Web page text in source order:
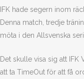
IFK hade segern inom
Denna match, tredje
möta i den Allsvenska
Det skulle visa sig att
att ta TimeOut för att få